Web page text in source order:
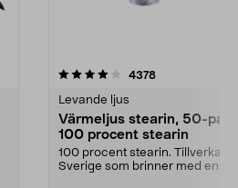
4378recensioner
Levande ljus
Värmeljus stearin, 50-pack,
100 procent stearin
100 procent stearin. Tillverkade i
Sverige som brinner med en
4.5av 5 stjärnor